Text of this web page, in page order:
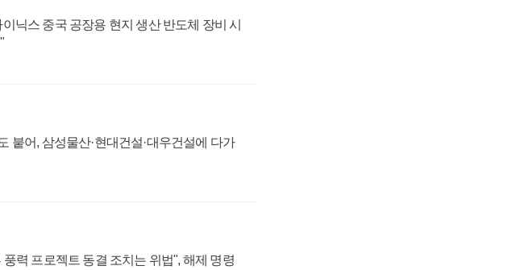
닉스 중국 공장용 현지 생산 반도체 장비 시
붙어, 삼성물산·현대건설·대우건설에 다가
력 프로젝트 동결 조치는 위법", 해제 명령